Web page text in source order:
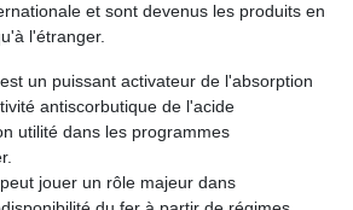
et sont devenus les produits en
l'étranger.
un puissant activateur de l'absorption
antiscorbutique de l'acide
utilité dans les programmes
jouer un rôle majeur dans